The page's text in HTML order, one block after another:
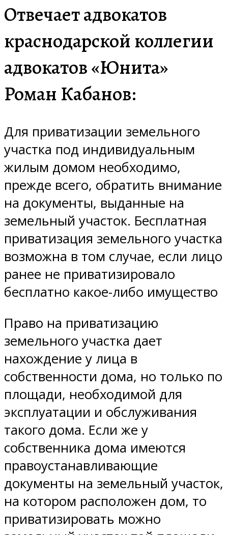
Отвечает адвокатов
краснодарской коллегии
адвокатов «Юнита»
Роман Кабанов:
Для приватизации земельного
участка под индивидуальным
жилым домом необходимо,
прежде всего, обратить внимание
на документы, выданные на
земельный участок. Бесплатная
приватизация земельного участка
возможна в том случае, если лицо
ранее не приватизировало
бесплатно какое-либо имущество
Право на приватизацию
земельного участка дает
нахождение у лица в
собственности дома, но только по
площади, необходимой для
эксплуатации и обслуживания
такого дома. Если же у
собственника дома имеются
правоустанавливающие
документы на земельный участок,
на котором расположен дом, то
приватизировать можно